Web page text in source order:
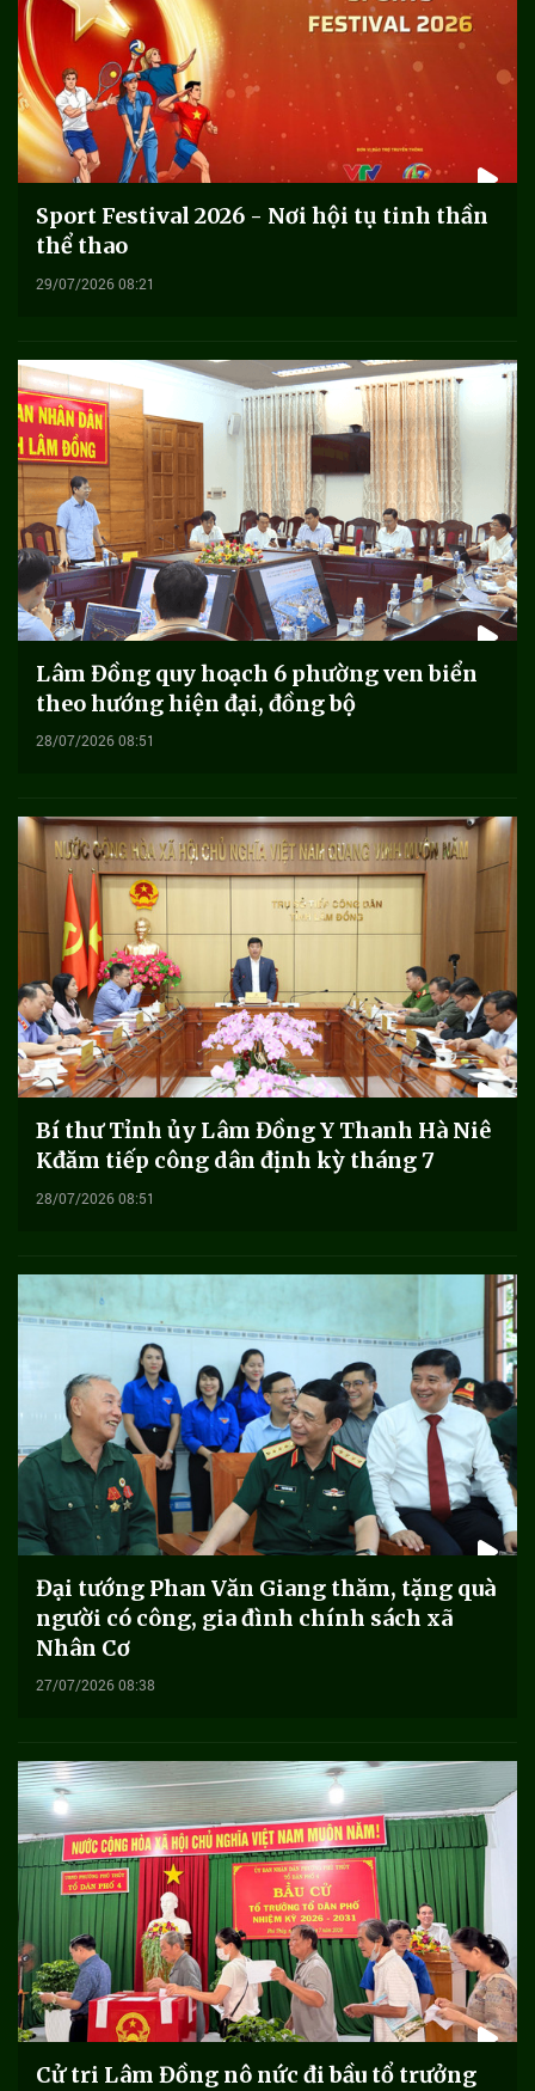
Sport Festival 2026 - Nơi hội tụ tinh thần
thể thao
29/07/2026 08:21
Lâm Đồng quy hoạch 6 phường ven biển
theo hướng hiện đại, đồng bộ
28/07/2026 08:51
Bí thư Tỉnh ủy Lâm Đồng Y Thanh Hà Niê
Kđăm tiếp công dân định kỳ tháng 7
28/07/2026 08:51
Đại tướng Phan Văn Giang thăm, tặng quà
người có công, gia đình chính sách xã
Nhân Cơ
27/07/2026 08:38
Cử tri Lâm Đồng nô nức đi bầu tổ trưởng